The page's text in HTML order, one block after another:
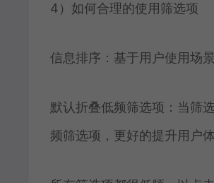
4）如何合理的使用筛选项
信息排序：基于用户使用场
默认折叠低频筛选项：当筛
频筛选项，更好的提升用户体